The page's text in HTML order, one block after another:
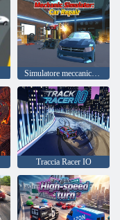
Simulatore meccanico: riparazione auto
Traccia Racer IO